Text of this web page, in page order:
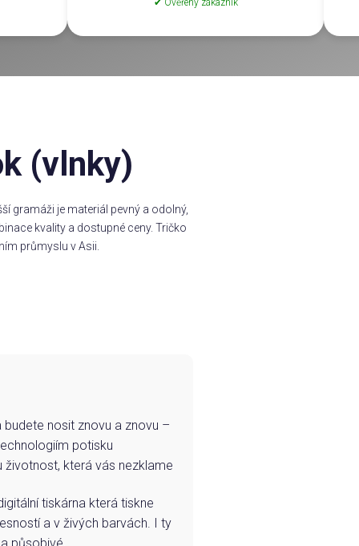
✔ Ověřený zákazník
(vlnky)
gramáži je materiál pevný a odolný,
kvality a dostupné ceny. Tričko
průmyslu v Asii.
nosit znovu a znovu –
potisku
životnost, která vás nezklame
tiskárna která tiskne
a v živých barvách. I ty